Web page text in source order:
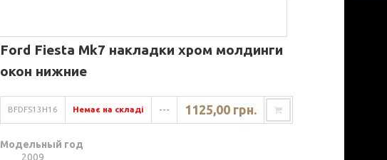
Ford Fiesta Mk7 накладки хром молдинги
окон нижние
BFDFS13H16 Немає на складі --- 1125,00 грн.
Модельный год
2009